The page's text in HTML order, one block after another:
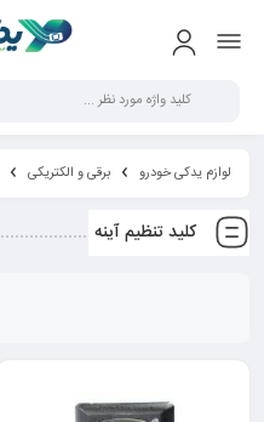
لوازم یدکی خودرو برقی و الکتریکی
کلید تنظیم آینه